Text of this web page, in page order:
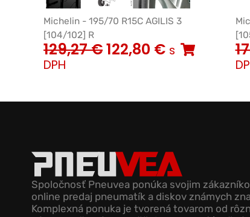
Michelin - 195/70 R15C AGILIS 3
[104/102] R
129,27€122,80 € s
DPH
Spoločnosť Pneuvea ponúka svojim
online predaj pneumatík a diskov známych
Komplexná ponuka je tvorená tovarom od